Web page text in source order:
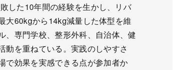
した10年間の経験を生かし、リバ
大60kgから14kg減量した体型を維
、専門学校、整形外科、自治体、健
動を重ねている。実践のしやすさ
で効果を実感できる点が参加者か